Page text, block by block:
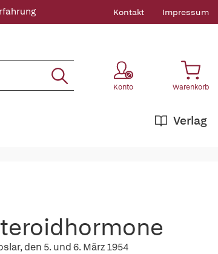
Kontakt Impressum
Konto Warenkorb
Verlag
den 5. und 6. März 1954